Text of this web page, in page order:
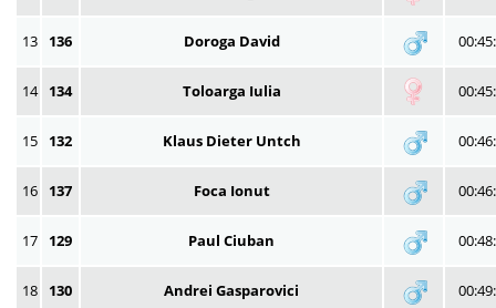
13 136 Doroga David
14 134 Toloarga Iulia
15 132 Klaus Dieter Untch
16 137 Foca Ionut
17 129 Paul Ciuban
18 130 Andrei Gasparovici